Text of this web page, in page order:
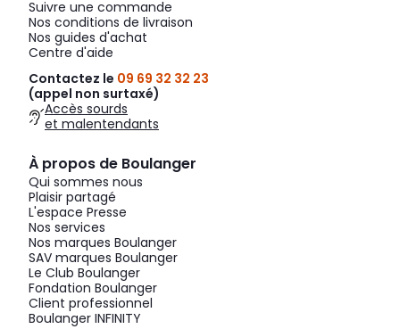
Suivre une commande
Nos conditions de livraison
Nos guides d'achat
Centre d'aide
Contactez le 09 69 32 32 23
(appel non surtaxé)
Accès sourds
et malentendants
À propos de Boulanger
Qui sommes nous
Plaisir partagé
L'espace Presse
Nos services
Nos marques Boulanger
SAV marques Boulanger
Le Club Boulanger
Fondation Boulanger
Client professionnel
Boulanger INFINITY